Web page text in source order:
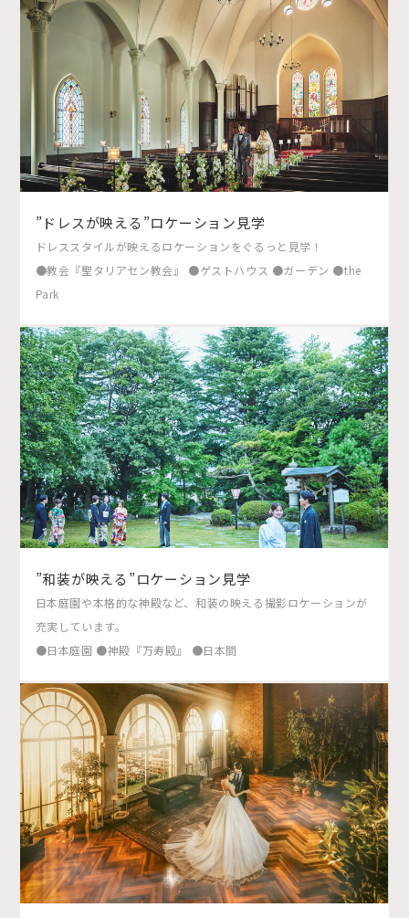
”ドレスが映える”ロケーション見学
ドレススタイルが映えるロケーションをぐるっと見学！
●教会『聖タリアセン教会』 ●ゲストハウス ●ガーデン ●the
Park
”和装が映える”ロケーション見学
日本庭園や本格的な神殿など、和装の映える撮影ロケーションが
充実しています。
●日本庭園 ●神殿『万寿殿』 ●日本間